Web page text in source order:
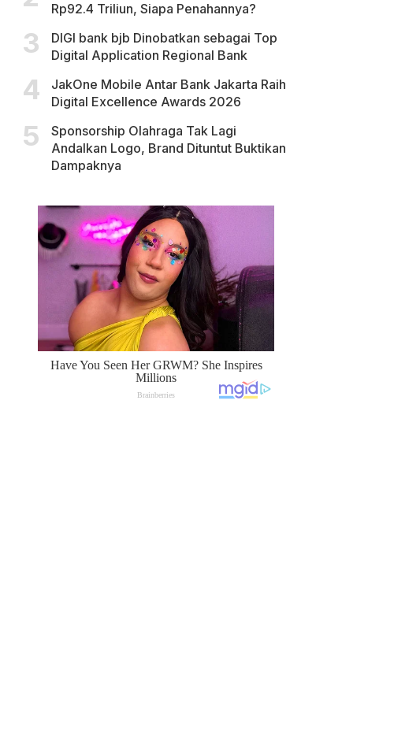
Rp92.4 Triliun, Siapa Penahannya?
DIGI bank bjb Dinobatkan sebagai Top
Digital Application Regional Bank
JakOne Mobile Antar Bank Jakarta Raih
Digital Excellence Awards 2026
Sponsorship Olahraga Tak Lagi
Andalkan Logo, Brand Dituntut Buktikan
Dampaknya